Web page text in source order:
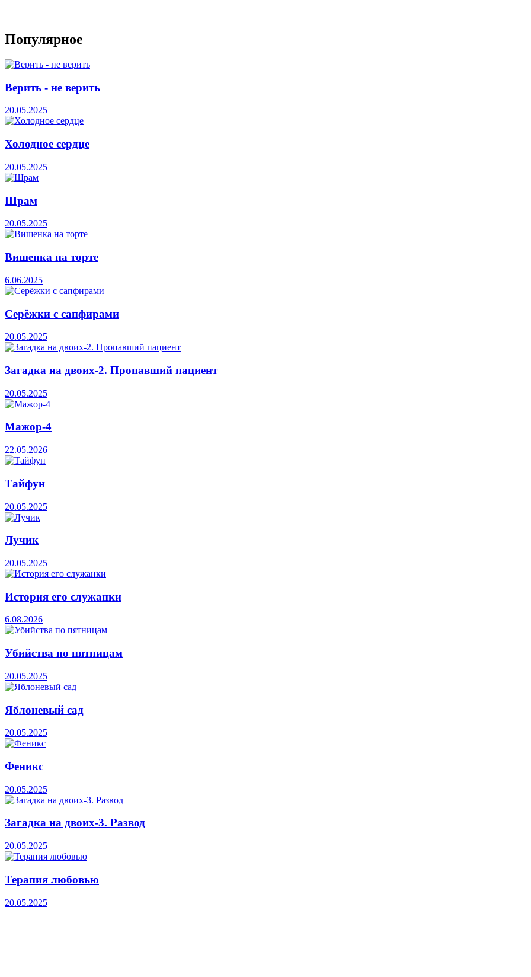
Популярное
Верить - не верить
20.05.2025
Холодное сердце
20.05.2025
Шрам
20.05.2025
Вишенка на торте
6.06.2025
Серёжки с сапфирами
20.05.2025
Загадка на двоих-2. Пропавший пациент
20.05.2025
Мажор-4
22.05.2026
Тайфун
20.05.2025
Лучик
20.05.2025
История его служанки
6.08.2026
Убийства по пятницам
20.05.2025
Яблоневый сад
20.05.2025
Феникс
20.05.2025
Загадка на двоих-3. Развод
20.05.2025
Терапия любовью
20.05.2025